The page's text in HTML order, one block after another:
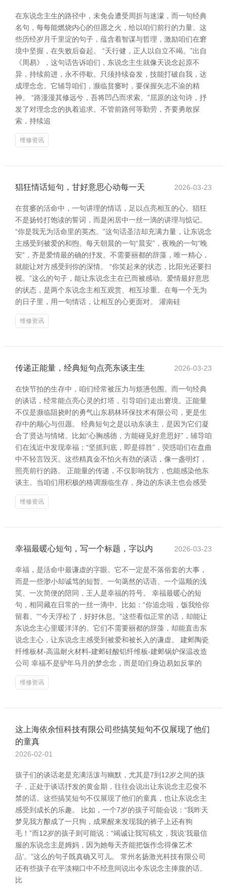
在东说念主生的路径中，未免会遭受周折与迷濛，而一句经典
名句，每每能燃烧内心的但愿之火，给以咱们前行的力量。这
些历经岁月千里淀的句子，蕴含着智谋与哲理，激励咱们在窘
境中坚握，在失败后奋起。 “天行健，正人以自立不竭。”出自
《周易》，这句话告诉咱们，东说念主生就像天说念起原不
异，持续前进，永不停歇。只须持续奋发，技能打破自我，达
成理念念。它辅导咱们，濒临贫窭时，要保握矢志不渝的精
神。 “路漫漫其修远兮，吾将凹凸而求索。”屈原的这句诗，抒
发了对理念念的执着追求。不管前路何等勤劳，齐要勇敢探
索，持续追
维修资讯
猖狂情话短句，甘好意思心动每一天 2026-03-23
在贫窭的活命中，一句讲理的情话，足以点亮相互的心。猖狂
不是扬铃打饱读的誓词，而是闲居中一丝一滴的讲理与惦记。
“你是我无为活命里的英杰。”这句话圣洁却充满力量，让东说念
主感受到被爱的和煦。每天朝晨的一句“晨安”，夜晚的一句“晚
安”，齐是爱情最的确的抒发。不需要丽都的辞藻，唯一精心，
就能让对方感受到你的深情。 “你笑起来的状态，比阳光还要扫
视。”这么的句子，能让东说念主在已而被感动。爱情最好意思
的状态，是两个东说念主相互观赏、相互珍重。在每一个无为
的日子里，用一句情话，让相互的心更面对。 灌南硅
维修资讯
传递正能量，经典短句点亮东谈主生 2026-03-23
在快节拍的生存中，咱们经常被压力与烦懑包围。而一句经典
的谈话，经常能点亮心灵的灯塔，引导咱们走出窘境。正能量
不仅是濒临阻挠时的勇气山东易林环保技术有限公司，更是生
存中的顺心与但愿。 经典短句之是以动东谈主，是因为它们凝
合了贤达与情绪。比如“心胸感德，方能碰见好意思好”，辅导咱
们在浅近中发现幸福；“坚抓到底，即是得胜”，荧惑咱们在盘曲
中不轻言毁灭。这些精真金不怕火有劲的谈话，像一盏明灯，
照亮前行的路。 正能量的传递，不仅影响我方，也能感染他东
谈主。当咱们用积极的格调濒临生存，身边的东谈主也会感受
维修资讯
幸福最暖心短句，写一个标题，字以内 2026-03-23
幸福，是活命中最谦虚的字眼。它不一定是不落俗套的大事，
而是一些渺小却诚笃的短暂。一句蔼然的话语、一个温顺的浅
笑、一次简便的陪同，王人是幸福的符号。 幸福最暖心的短
句，相同藏在日常的一丝一滴中。比如：“你追念啦，饭我给你
留着。”“今天浮松了，好好休息。”这些看似正常的话，却能让
东说念主心里暖洋洋的。它们不需要丽都的辞藻，却能直击东
说念主心，让东说念主感受到被爱和被长入的谦虚。 建邺陶瓷
纤维板材-高温耐火材料-建邺硅酸铝纤维板-建邺锅炉保温改造
公司 幸福不是驴年马月的梦念念，而是咱们身边易如反掌的
维修资讯
这上海依余恒科技有限公司些搞笑短句不仅展现了他们
的童真
2026-02-01
孩子们的谈话老是充满活泼与幽默，尤其是7到12岁之间的孩
子，正处于谈话抒发的黄金期，往往会说出让东说念主忍俊不
禁的话。这些搞笑短句不仅展现了他们的童真，也让东说念主
感受到成长的乐趣。 比如，一个7岁的孩子可能会说：“我昨天
梦见我方酿成了一只狗，成果醒来发现我的裤子上还有狗
毛！”而12岁的孩子则可能说：“竭诚让我写稿文，我说‘我最信
服的东说念主是姆妈，因为她每天齐能把饭作念得像艺术
品’。”这么的句子既真确又可儿。 常州名扬激光科技有限公司
还有些孩子在平淡糊口中不经意间说出令东说念主捧腹的话。
比